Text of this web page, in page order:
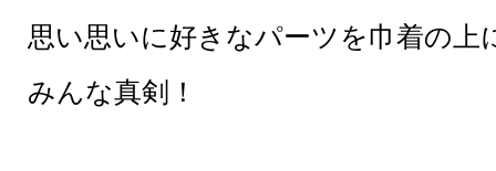
思い思いに好きなパーツを巾着の上
みんな真剣！